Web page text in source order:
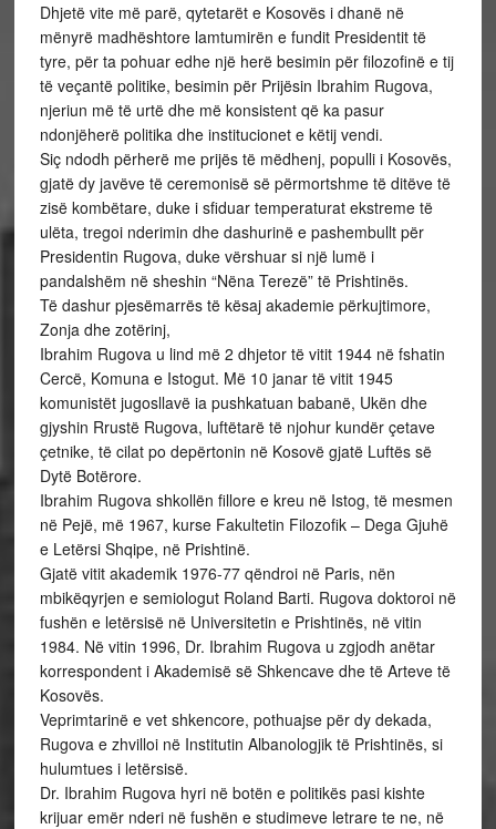
Dhjetë vite më parë, qytetarët e Kosovës i dhanë në
mënyrë madhështore lamtumirën e fundit Presidentit të
tyre, për ta pohuar edhe një herë besimin për filozofinë e tij
të veçantë politike, besimin për Prijësin Ibrahim Rugova,
njeriun më të urtë dhe më konsistent që ka pasur
ndonjëherë politika dhe institucionet e këtij vendi.
Siç ndodh përherë me prijës të mëdhenj, populli i Kosovës,
gjatë dy javëve të ceremonisë së përmortshme të ditëve të
zisë kombëtare, duke i sfiduar temperaturat ekstreme të
ulëta, tregoi nderimin dhe dashurinë e pashembullt për
Presidentin Rugova, duke vërshuar si një lumë i
pandalshëm në sheshin “Nëna Terezë” të Prishtinës.
Të dashur pjesëmarrës të kësaj akademie përkujtimore,
Zonja dhe zotërinj,
Ibrahim Rugova u lind më 2 dhjetor të vitit 1944 në fshatin
Cercë, Komuna e Istogut. Më 10 janar të vitit 1945
komunistët jugosllavë ia pushkatuan babanë, Ukën dhe
gjyshin Rrustë Rugova, luftëtarë të njohur kundër çetave
çetnike, të cilat po depërtonin në Kosovë gjatë Luftës së
Dytë Botërore.
Ibrahim Rugova shkollën fillore e kreu në Istog, të mesmen
në Pejë, më 1967, kurse Fakultetin Filozofik – Dega Gjuhë
e Letërsi Shqipe, në Prishtinë.
Gjatë vitit akademik 1976-77 qëndroi në Paris, nën
mbikëqyrjen e semiologut Roland Barti. Rugova doktoroi në
fushën e letërsisë në Universitetin e Prishtinës, në vitin
1984. Në vitin 1996, Dr. Ibrahim Rugova u zgjodh anëtar
korrespondent i Akademisë së Shkencave dhe të Arteve të
Kosovës.
Veprimtarinë e vet shkencore, pothuajse për dy dekada,
Rugova e zhvilloi në Institutin Albanologjik të Prishtinës, si
hulumtues i letërsisë.
Dr. Ibrahim Rugova hyri në botën e politikës pasi kishte
krijuar emër nderi në fushën e studimeve letrare te ne, në